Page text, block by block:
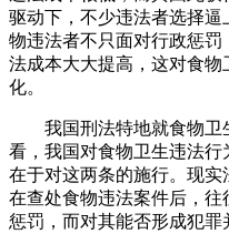
驱动下，不少违法者选择
物违法者不只面对行政惩
法成本大大提高，这对食
化。
我国刑法特地就食物卫
看，我国对食物卫生违法
在于对这两条的施行。现
在查处食物违法案件后，
惩罚，而对其能否形成犯